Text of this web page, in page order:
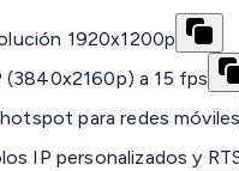
1920x1200p
a 15 fps
para redes móviles
IP personalizados y